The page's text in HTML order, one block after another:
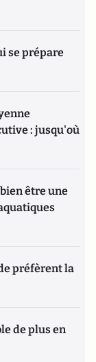
se prépare
: jusqu'où
être une
préfèrent la
de plus en